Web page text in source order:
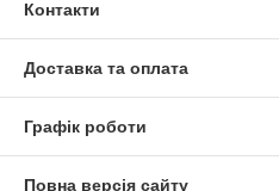
Контакти
Доставка та оплата
Графік роботи
Повна версія сайту